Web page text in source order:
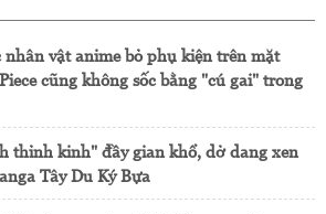
nhân vật anime bỏ phụ kiện trên mặt
cũng không sốc bằng "cú gai" trong
thỉnh kinh" đầy gian khổ, dở dang xen
Tây Du Ký Bựa